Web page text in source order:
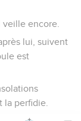
encore.
lui, suivent
est
la perfidie.